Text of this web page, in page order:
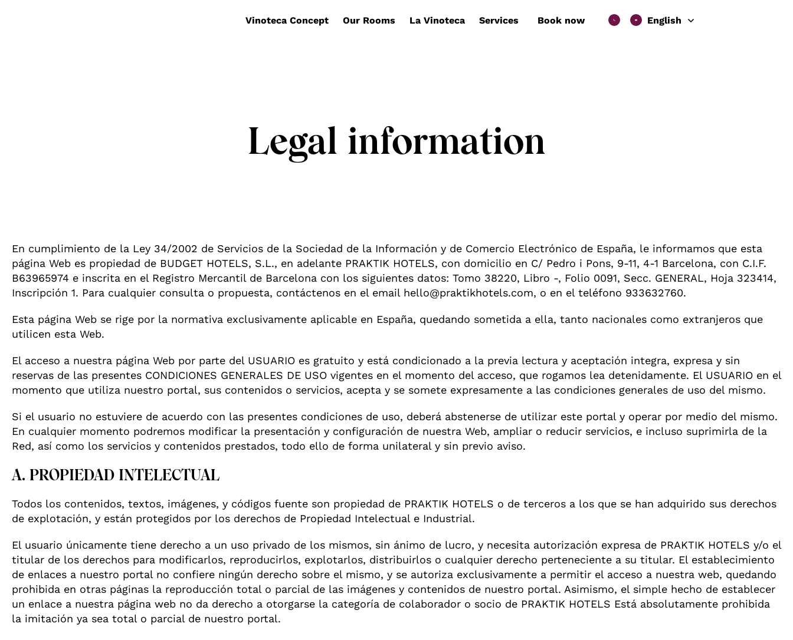
Vinoteca Concept Our Rooms La Vinoteca Services Book now English
Legal information
En cumplimiento de la Ley 34/2002 de Servicios de la Sociedad de la Información y de Comercio Electrónico de España, le informamos que esta
página Web es propiedad de BUDGET HOTELS, S.L., en adelante PRAKTIK HOTELS, con domicilio en C/ Pedro i Pons, 9-11, 4-1 Barcelona, con C.I.F.
B63965974 e inscrita en el Registro Mercantil de Barcelona con los siguientes datos: Tomo 38220, Libro -, Folio 0091, Secc. GENERAL, Hoja 323414,
Inscripción 1. Para cualquier consulta o propuesta, contáctenos en el email hello@praktikhotels.com, o en el teléfono 933632760.
Esta página Web se rige por la normativa exclusivamente aplicable en España, quedando sometida a ella, tanto nacionales como extranjeros que
utilicen esta Web.
El acceso a nuestra página Web por parte del USUARIO es gratuito y está condicionado a la previa lectura y aceptación integra, expresa y sin
reservas de las presentes CONDICIONES GENERALES DE USO vigentes en el momento del acceso, que rogamos lea detenidamente. El USUARIO en el
momento que utiliza nuestro portal, sus contenidos o servicios, acepta y se somete expresamente a las condiciones generales de uso del mismo.
Si el usuario no estuviere de acuerdo con las presentes condiciones de uso, deberá abstenerse de utilizar este portal y operar por medio del mismo.
En cualquier momento podremos modificar la presentación y configuración de nuestra Web, ampliar o reducir servicios, e incluso suprimirla de la
Red, así como los servicios y contenidos prestados, todo ello de forma unilateral y sin previo aviso.
A. PROPIEDAD INTELECTUAL
Todos los contenidos, textos, imágenes, y códigos fuente son propiedad de PRAKTIK HOTELS o de terceros a los que se han adquirido sus derechos
de explotación, y están protegidos por los derechos de Propiedad Intelectual e Industrial.
El usuario únicamente tiene derecho a un uso privado de los mismos, sin ánimo de lucro, y necesita autorización expresa de PRAKTIK HOTELS y/o el
titular de los derechos para modificarlos, reproducirlos, explotarlos, distribuirlos o cualquier derecho perteneciente a su titular. El establecimiento
de enlaces a nuestro portal no confiere ningún derecho sobre el mismo, y se autoriza exclusivamente a permitir el acceso a nuestra web, quedando
prohibida en otras páginas la reproducción total o parcial de las imágenes y contenidos de nuestro portal. Asimismo, el simple hecho de establecer
un enlace a nuestra página web no da derecho a otorgarse la categoría de colaborador o socio de PRAKTIK HOTELS Está absolutamente prohibida
la imitación ya sea total o parcial de nuestro portal.